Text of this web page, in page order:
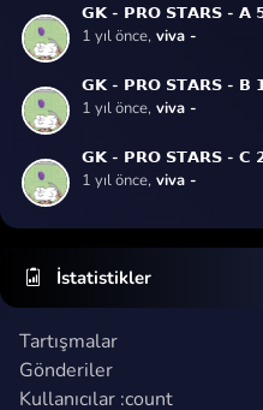
𝗚𝗞 - 𝗣𝗥𝗢 𝗦𝗧𝗔𝗥𝗦 - 𝗔
1 yıl önce, viva -
𝗚𝗞 - 𝗣𝗥𝗢 𝗦𝗧𝗔𝗥𝗦 - 𝗕
1 yıl önce, viva -
𝗚𝗞 - 𝗣𝗥𝗢 𝗦𝗧𝗔𝗥𝗦 - 𝗖
1 yıl önce, viva -
İstatistikler
Tartışmalar
Gönderiler
Kullanıcılar :count